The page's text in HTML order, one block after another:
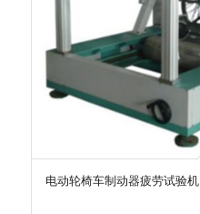
电动轮椅车制动器疲劳试验机